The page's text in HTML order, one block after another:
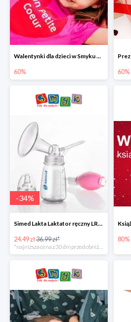
Walentynki dla dzieci w Smyku do -60%
60% 60%
-34%
Simed Lakta Laktator ręczny LR-8 -34%
24.49 zł36.99 zł*
*najniższa cena z 30 dni przed obniżką
80%